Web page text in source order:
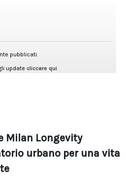
Milan Longevity
urbano per una vita